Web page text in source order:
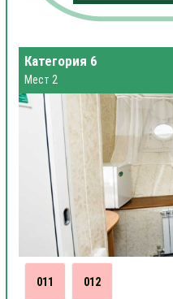
Категория 6
Мест 2
011 012